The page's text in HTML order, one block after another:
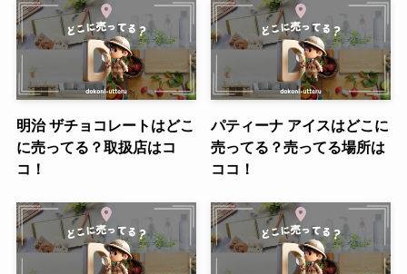
明治 ザチョコレートはどこ
に売ってる？取扱店はコ
コ！
パティーナ アイスはどこに
売ってる？売ってる場所は
ココ！